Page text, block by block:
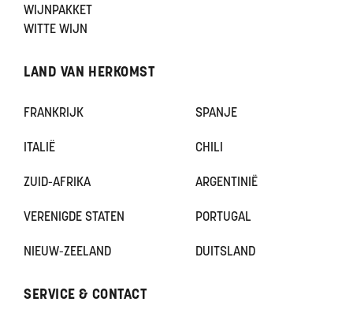
WIJNPAKKET
WITTE WIJN
LAND VAN HERKOMST
FRANKRIJK SPANJE
ITALIË CHILI
ZUID-AFRIKA ARGENTINIË
VERENIGDE STATEN PORTUGAL
NIEUW-ZEELAND DUITSLAND
SERVICE & CONTACT